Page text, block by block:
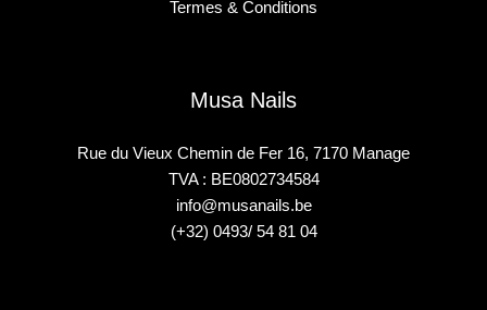
Termes & Conditions
Musa Nails
Rue du Vieux Chemin de Fer 16, 7170 Manage
TVA : BE0802734584
info@musanails.be
(+32) 0493/ 54 81 04